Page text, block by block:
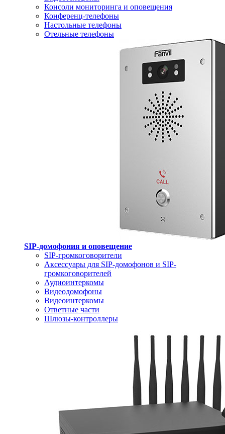
Консоли мониторинга и оповещения
Конференц-телефоны
Настольные телефоны
Отельные телефоны
SIP-домофония и оповещение
SIP-громкоговорители
Аксессуары для SIP-домофонов и SIP-
громкоговорителей
Аудиоинтеркомы
Видеодомофоны
Видеоинтеркомы
Ответные части
Шлюзы-контроллеры